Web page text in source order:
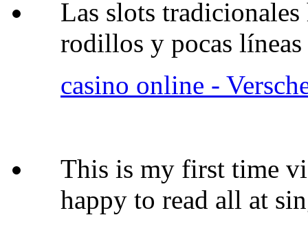
Las slots
rodillos y pocas
casino online -
This is my first time
happy to read all at